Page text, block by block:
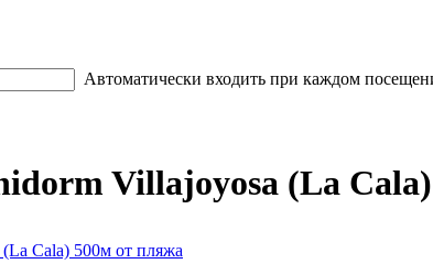
Автоматически входить при каждом
Villajoyosa (La
Cala) 500м от пляжа